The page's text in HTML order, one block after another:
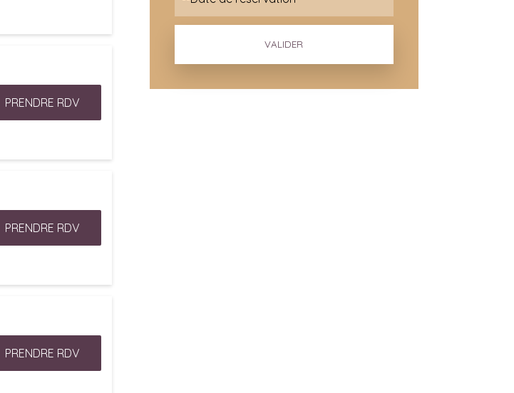
PRENDRE RDV
PRENDRE RDV
PRENDRE RDV
VALIDER